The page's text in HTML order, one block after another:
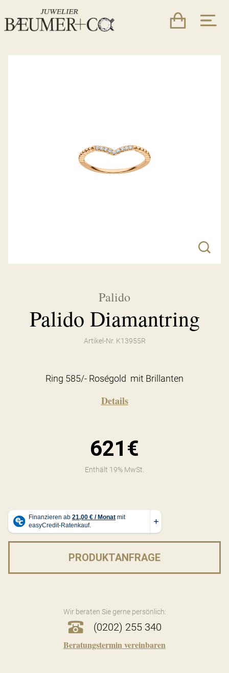
Palido
Palido Diamantring
Artikel-Nr. K13955R
Ring 585/- Roségold mit Brillanten
Details
621€
Enthält 19% MwSt.
PRODUKTANFRAGE
Wir beraten Sie gerne persönlich:
(0202) 255 340
Beratungstermin vereinbaren